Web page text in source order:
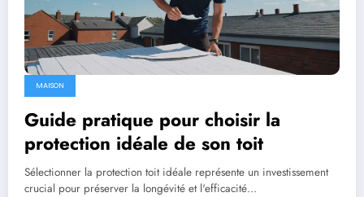
MAISON
Guide pratique pour choisir la
protection idéale de son toit
Sélectionner la protection toit idéale représente un investissement
crucial pour préserver la longévité et l'efficacité…